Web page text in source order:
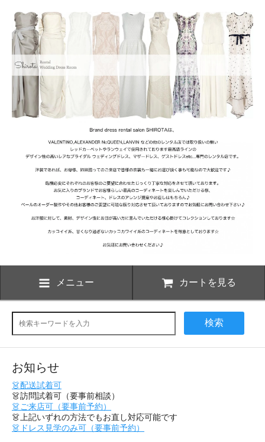
メニュー カートを見る
検索
お知らせ
👗配送試着可
👗訪問試着可（要事前相談）
👗ご来店可（要事前予約）
👗上記いずれの方法でもお直し対応可能です
👗ドレス見学のみ可（要事前予約）